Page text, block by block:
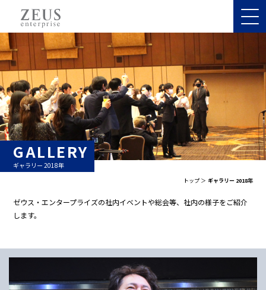
GALLERY
ギャラリー 2018年
トップ ギャラリー 2018年
ゼウス・エンタープライズの社内イベントや総会等、社内の様子をご紹介
します。